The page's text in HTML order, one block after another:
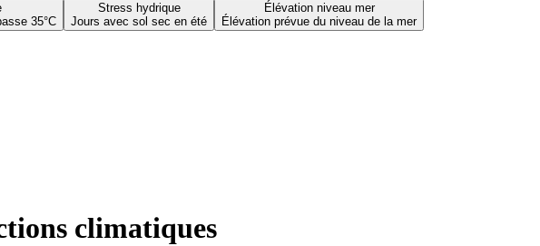
35°C
Stress hydrique
Jours avec sol sec en été
Élévation niveau mer
Élévation prévue du niveau de la mer
climatiques